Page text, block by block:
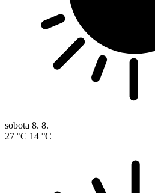
sobota 8. 8.
27 °C 14 °C